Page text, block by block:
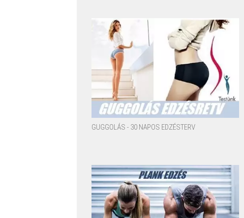
GUGGOLÁS - 30 NAPOS EDZÉSTERV